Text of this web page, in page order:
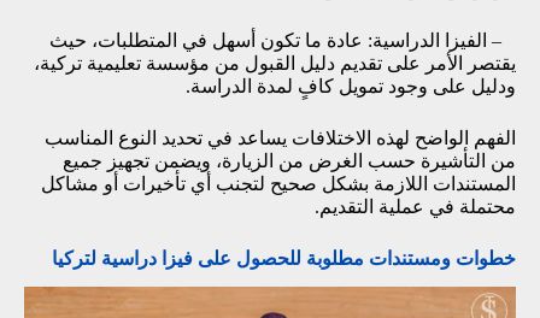
– الفيزا الدراسية: عادة ما تكون أسهل في المتطلبات، حيث
يقتصر الأمر على تقديم دليل القبول من مؤسسة تعليمية تركية،
ودليل على وجود تمويل كافٍ لمدة الدراسة.
الفهم الواضح لهذه الاختلافات يساعد في تحديد النوع المناسب
من التأشيرة حسب الغرض من الزيارة، ويضمن تجهيز جميع
المستندات اللازمة بشكل صحيح لتجنب أي تأخيرات أو مشاكل
محتملة في عملية التقديم.
خطوات ومستندات مطلوبة للحصول على فيزا دراسية لتركيا